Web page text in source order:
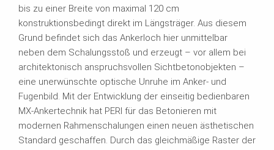
bis zu einer Breite von maximal 120 cm
konstruktionsbedingt direkt im Längsträger. Aus diesem
Grund befindet sich das Ankerloch hier unmittelbar
neben dem Schalungsstoß und erzeugt – vor allem bei
architektonisch anspruchsvollen Sichtbetonobjekten –
eine unerwünschte optische Unruhe im Anker- und
Fugenbild. Mit der Entwicklung der einseitig bedienbaren
MX-Ankertechnik hat PERI für das Betonieren mit
modernen Rahmenschalungen einen neuen ästhetischen
Standard geschaffen. Durch das gleichmäßige Raster der